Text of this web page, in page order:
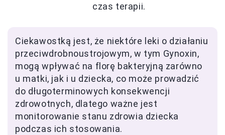
czas terapii.
Ciekawostką jest, że niektóre leki o działaniu
przeciwdrobnoustrojowym, w tym Gynoxin,
mogą wpływać na florę bakteryjną zarówno
u matki, jak i u dziecka, co może prowadzić
do długoterminowych konsekwencji
zdrowotnych, dlatego ważne jest
monitorowanie stanu zdrowia dziecka
podczas ich stosowania.